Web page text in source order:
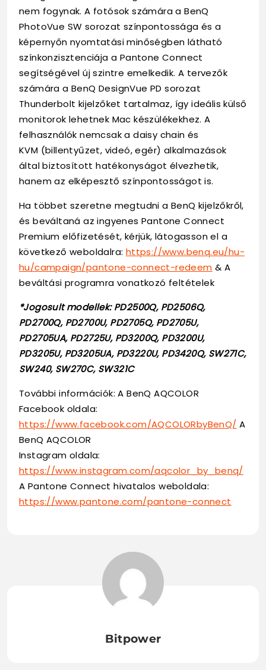
nem fogynak. A fotósok számára a BenQ
PhotoVue SW sorozat színpontossága és a
képernyőn nyomtatási minőségben látható
színkonzisztenciája a Pantone Connect
segítségével új szintre emelkedik. A tervezők
számára a BenQ DesignVue PD sorozat
Thunderbolt kijelzőket tartalmaz, így ideális külső
monitorok lehetnek Mac készülékekhez. A
felhasználók nemcsak a daisy chain és
KVM (billentyűzet, videó, egér) alkalmazások
által biztosított hatékonyságot élvezhetik,
hanem az elképesztő színpontosságot is.
Ha többet szeretne megtudni a BenQ kijelzőkről,
és beváltaná az ingyenes Pantone Connect
Premium előfizetését, kérjük, látogasson el a
következő weboldalra: https://www.benq.eu/hu-
hu/campaign/pantone-connect-redeem & A
beváltási programra vonatkozó feltételek
*Jogosult modellek: PD2500Q, PD2506Q,
PD2700Q, PD2700U, PD2705Q, PD2705U,
PD2705UA, PD2725U, PD3200Q, PD3200U,
PD3205U, PD3205UA, PD3220U, PD3420Q, SW271C,
SW240, SW270C, SW321C
További információk: A BenQ AQCOLOR
Facebook oldala:
https://www.facebook.com/AQCOLORbyBenQ/ A
BenQ AQCOLOR
Instagram oldala:
https://www.instagram.com/aqcolor_by_benq/
A Pantone Connect hivatalos weboldala:
https://www.pantone.com/pantone-connect
Bitpower